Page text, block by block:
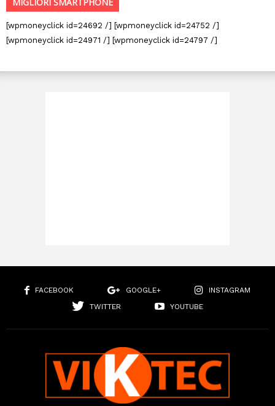
MIGLIORI SMARTPHONE
[wpmoneyclick id=24692 /] [wpmoneyclick id=24752 /]
[wpmoneyclick id=24971 /] [wpmoneyclick id=24797 /]
FACEBOOK GOOGLE+
INSTAGRAM
TWITTER
YOUTUBE